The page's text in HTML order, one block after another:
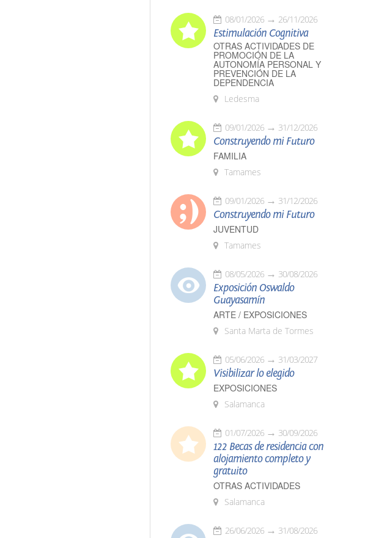
08/01/2026 26/11/2026
Estimulación Cognitiva
OTRAS ACTIVIDADES DE
PROMOCIÓN DE LA
AUTONOMÍA PERSONAL Y
PREVENCIÓN DE LA
DEPENDENCIA
Ledesma
09/01/2026 31/12/2026
Construyendo mi Futuro
FAMILIA
Tamames
09/01/2026 31/12/2026
Construyendo mi Futuro
JUVENTUD
Tamames
08/05/2026 30/08/2026
Exposición Oswaldo
Guayasamín
ARTE / EXPOSICIONES
Santa Marta de Tormes
05/06/2026 31/03/2027
Visibilizar lo elegido
EXPOSICIONES
Salamanca
01/07/2026 30/09/2026
122 Becas de residencia con
alojamiento completo y
gratuito
OTRAS ACTIVIDADES
Salamanca
26/06/2026 31/08/2026